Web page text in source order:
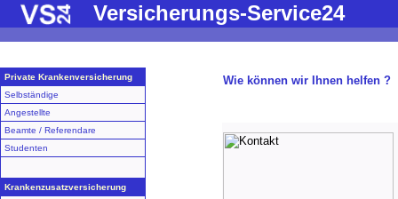
Versicherungs-Service24
Private Krankenversicherung
Selbständige
Angestellte
Beamte / Referendare
Studenten
Krankenzusatzversicherung
Wie können wir Ihnen helfen ?